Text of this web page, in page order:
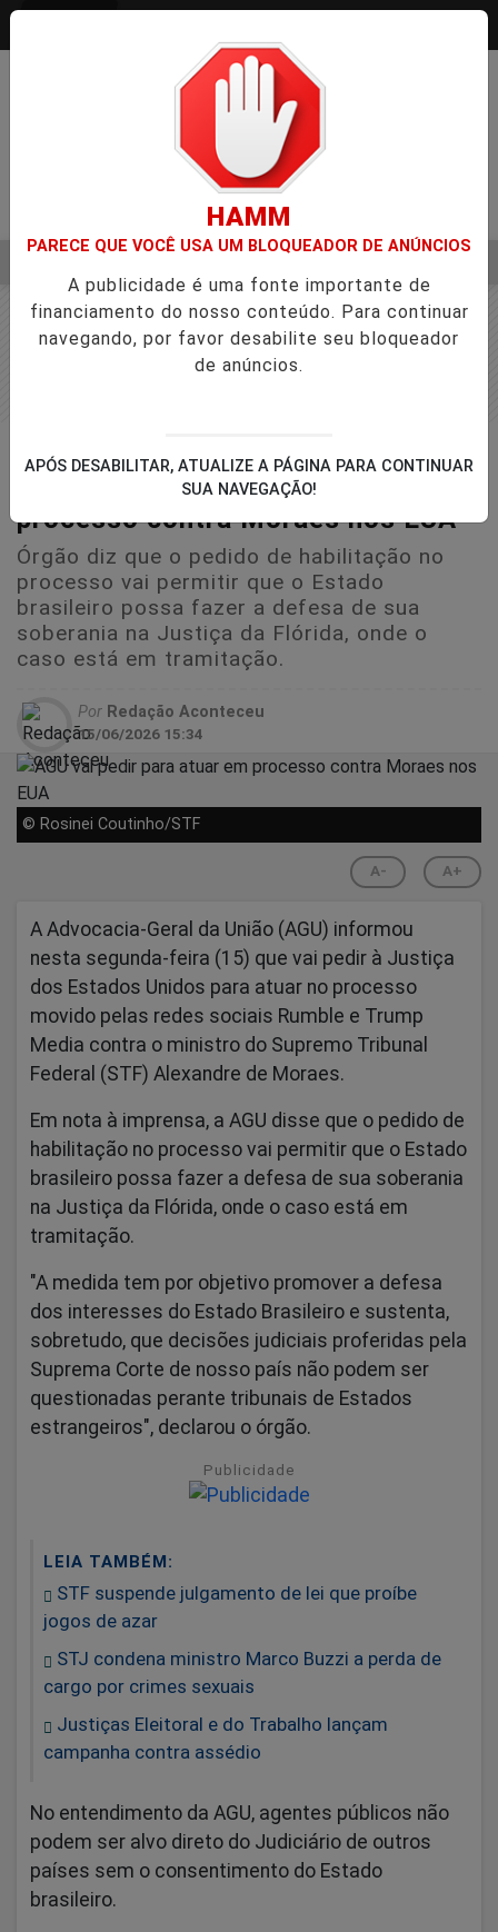
EM ALTA
JUSTIÇA
AGU vai pedir para atuar em
processo contra Moraes nos EUA
Órgão diz que o pedido de habilitação no
processo vai permitir que o Estado
brasileiro possa fazer a defesa de sua
soberania na Justiça da Flórida, onde o
caso está em tramitação.
Por Redação Aconteceu
15/06/2026 15:34
© Rosinei Coutinho/STF
A- A+
A Advocacia-Geral da União (AGU) informou
nesta segunda-feira (15) que vai pedir à Justiça
dos Estados Unidos para atuar no processo
movido pelas redes sociais Rumble e Trump
Media contra o ministro do Supremo Tribunal
Federal (STF) Alexandre de Moraes.
Em nota à imprensa, a AGU disse que o pedido de
habilitação no processo vai permitir que o Estado
brasileiro possa fazer a defesa de sua soberania
na Justiça da Flórida, onde o caso está em
tramitação.
"A medida tem por objetivo promover a defesa
dos interesses do Estado Brasileiro e sustenta,
sobretudo, que decisões judiciais proferidas pela
Suprema Corte de nosso país não podem ser
questionadas perante tribunais de Estados
estrangeiros", declarou o órgão.
Publicidade
LEIA TAMBÉM:
STF suspende julgamento de lei que proíbe
jogos de azar
STJ condena ministro Marco Buzzi a perda de
cargo por crimes sexuais
Justiças Eleitoral e do Trabalho lançam
campanha contra assédio
No entendimento da AGU, agentes públicos não
podem ser alvo direto do Judiciário de outros
países sem o consentimento do Estado
brasileiro.
HAMM
PARECE QUE VOCÊ USA UM BLOQUEADOR DE ANÚNCIOS
A publicidade é uma fonte importante de
financiamento do nosso conteúdo. Para continuar
navegando, por favor desabilite seu bloqueador
de anúncios.
APÓS DESABILITAR, ATUALIZE A PÁGINA PARA CONTINUAR
SUA NAVEGAÇÃO!